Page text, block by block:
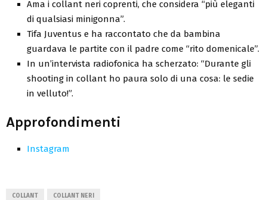
Ama i collant neri coprenti, che considera “più eleganti
di qualsiasi minigonna”.
Tifa Juventus e ha raccontato che da bambina
guardava le partite con il padre come “rito domenicale”.
In un’intervista radiofonica ha scherzato: “Durante gli
shooting in collant ho paura solo di una cosa: le sedie
in velluto!”.
Approfondimenti
Instagram
COLLANT COLLANT NERI